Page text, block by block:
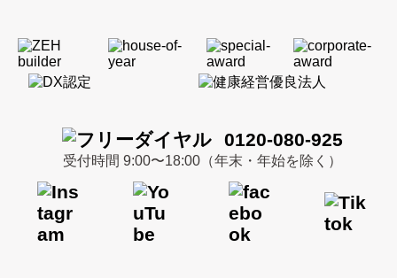
0120-080-925
受付時間 9:00〜18:00（年末・年始を除く）